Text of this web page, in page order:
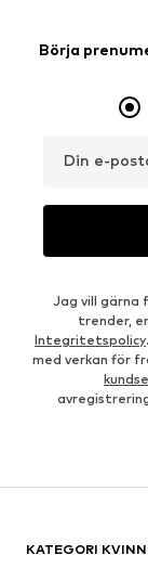
Börja
Din e-
Jag vill gärna
trender,
Integritetspolicy
med verkan för
KATEGORI